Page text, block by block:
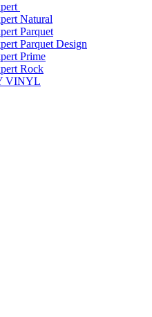
Natural
Parquet
Parquet Design
Prime
Rock
VINYL